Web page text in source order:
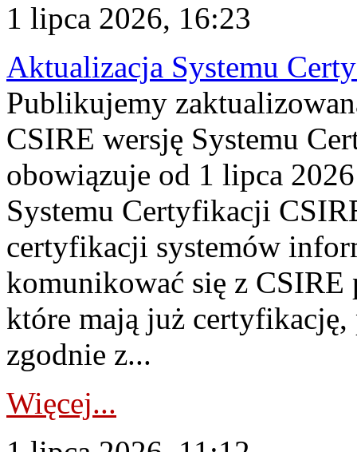
1 lipca 2026, 16:23
Aktualizacja Systemu
Publikujemy
CSIRE wersję Systemu
obowiązuje od 1 lipca
Systemu Certyfikacji
certyfikacji systemów
komunikować się z
które mają już
zgodnie z...
Więcej...